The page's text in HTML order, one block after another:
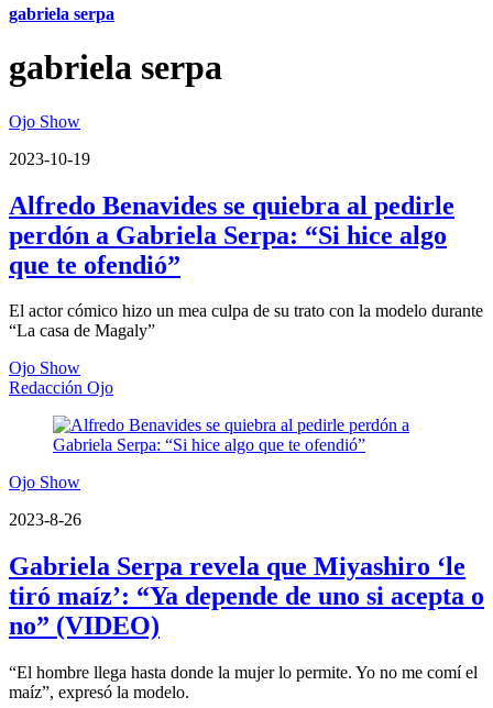
gabriela serpa
gabriela serpa
Ojo Show
2023-10-19
Alfredo Benavides se quiebra al pedirle
perdón a Gabriela Serpa: “Si hice algo
que te ofendió”
El actor cómico hizo un mea culpa de su trato con la modelo durante
“La casa de Magaly”
Ojo Show
Redacción Ojo
Ojo Show
2023-8-26
Gabriela Serpa revela que Miyashiro ‘le
tiró maíz’: “Ya depende de uno si acepta o
no” (VIDEO)
“El hombre llega hasta donde la mujer lo permite. Yo no me comí el
maíz”, expresó la modelo.